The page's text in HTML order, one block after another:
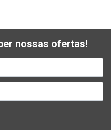
nossas ofertas!